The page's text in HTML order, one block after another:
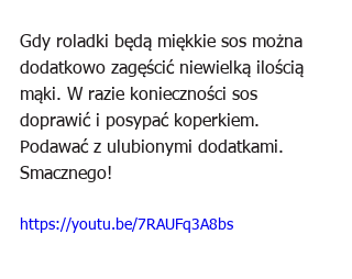
Gdy roladki będą miękkie sos można
dodatkowo zagęścić niewielką ilością
mąki. W razie konieczności sos
doprawić i posypać koperkiem.
Podawać z ulubionymi dodatkami.
Smacznego!
https://youtu.be/7RAUFq3A8bs